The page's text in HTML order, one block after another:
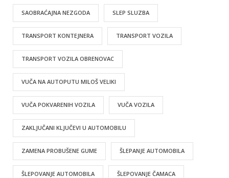
SAOBRAĆAJNA NEZGODA SLEP SLUZBA
TRANSPORT KONTEJNERA TRANSPORT VOZILA
TRANSPORT VOZILA OBRENOVAC
VUČA NA AUTOPUTU MILOŠ VELIKI
VUČA POKVARENIH VOZILA VUČA VOZILA
ZAKLJUČANI KLJUČEVI U AUTOMOBILU
ZAMENA PROBUŠENE GUME ŠLEPANJE AUTOMOBILA
ŠLEPOVANJE AUTOMOBILA ŠLEPOVANJE ČAMACA